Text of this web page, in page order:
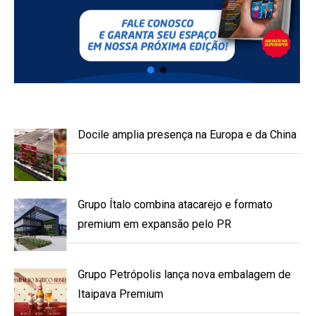
Docile amplia presença na Europa e da China
Grupo Ítalo combina atacarejo e formato
premium em expansão pelo PR
Grupo Petrópolis lança nova embalagem de
Itaipava Premium